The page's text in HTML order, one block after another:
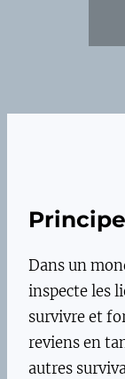
Dans un
inspecte les
survivre et
reviens en
autres